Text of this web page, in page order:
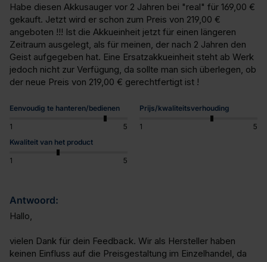
Habe diesen Akkusauger vor 2 Jahren bei "real" für 169,00 €
gekauft. Jetzt wird er schon zum Preis von 219,00 €
angeboten !!! Ist die Akkueinheit jetzt für einen längeren
Zeitraum ausgelegt, als für meinen, der nach 2 Jahren den
Geist aufgegeben hat. Eine Ersatzakkueinheit steht ab Werk
jedoch nicht zur Verfügung, da sollte man sich überlegen, ob
der neue Preis von 219,00 € gerechtfertigt ist !
Eenvoudig te hanteren/bedienen
1 5
Prijs/kwaliteitsverhouding
1
5
Kwaliteit van het product
1 5
Antwoord:
Hallo,
vielen Dank für dein Feedback. Wir als Hersteller haben
keinen Einfluss auf die Preisgestaltung im Einzelhandel, da